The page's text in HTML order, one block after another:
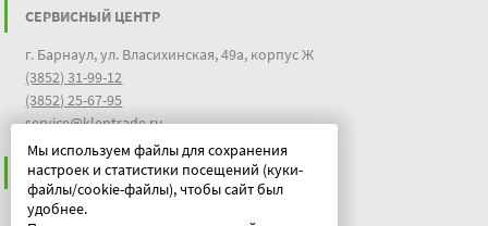
Мы используем файлы для сохранения
настроек и статистики посещений (куки-
файлы/cookie-файлы), чтобы сайт был
удобнее.
СЕРВИСНЫЙ ЦЕНТР
г. Барнаул, ул. Власихинская, 49а, корпус Ж
(3852) 31-99-12
(3852) 25-67-95
service@klentrade.ru
ИНФОРМАЦИЯ
Пользовательское соглашение